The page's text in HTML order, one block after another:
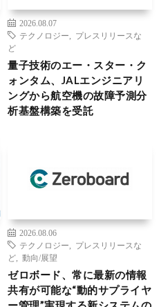
2026.08.07
テクノロジー
プレスリリースな
ど
量子技術のエー・スター・ク
ォンタム、JALエンジニアリ
ングから航空機の故障予測分
析基盤構築を受託
2026.08.06
テクノロジー
プレスリリースな
ど
動向/展望
ゼロボード、常に最新の情報
共有が可能な“動的サプライヤ